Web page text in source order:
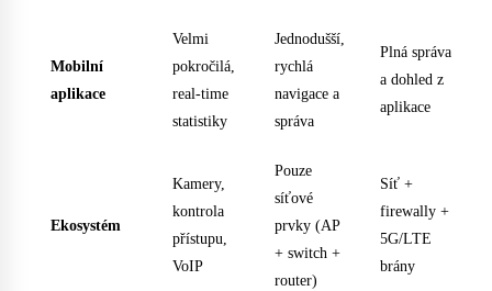
Mobilní
aplikace
Velmi
pokročilá,
real-time
statistiky
Jednodušší,
rychlá
navigace a
správa
Plná správa
a dohled z
aplikace
Ekosystém
Kamery,
kontrola
přístupu,
VoIP
Pouze
síťové
prvky (AP
+ switch +
router)
Síť +
firewally +
5G/LTE
brány